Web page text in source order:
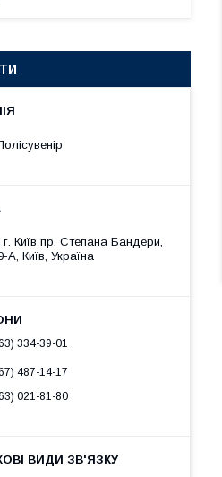
г. Київ пр. Степана Бандери,
Київ, Україна
334-39-01
487-14-17
021-81-80